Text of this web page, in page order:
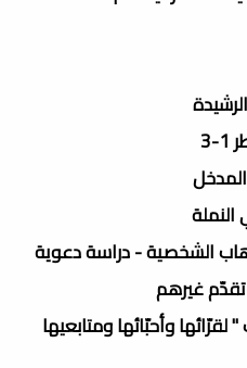
3
الشخصية - دراسة دعوية
تقدّم غيرهم
وأحبّائها ومتابعيها